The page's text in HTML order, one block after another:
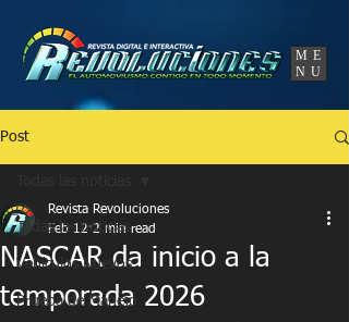
ME
NU
Post
Todas las noticias
Vehículos Nuevos
Prueba de Manejo
NASCAR da inicio a la
temporada 2026
Revista Revoluciones
Feb 12 2 min read